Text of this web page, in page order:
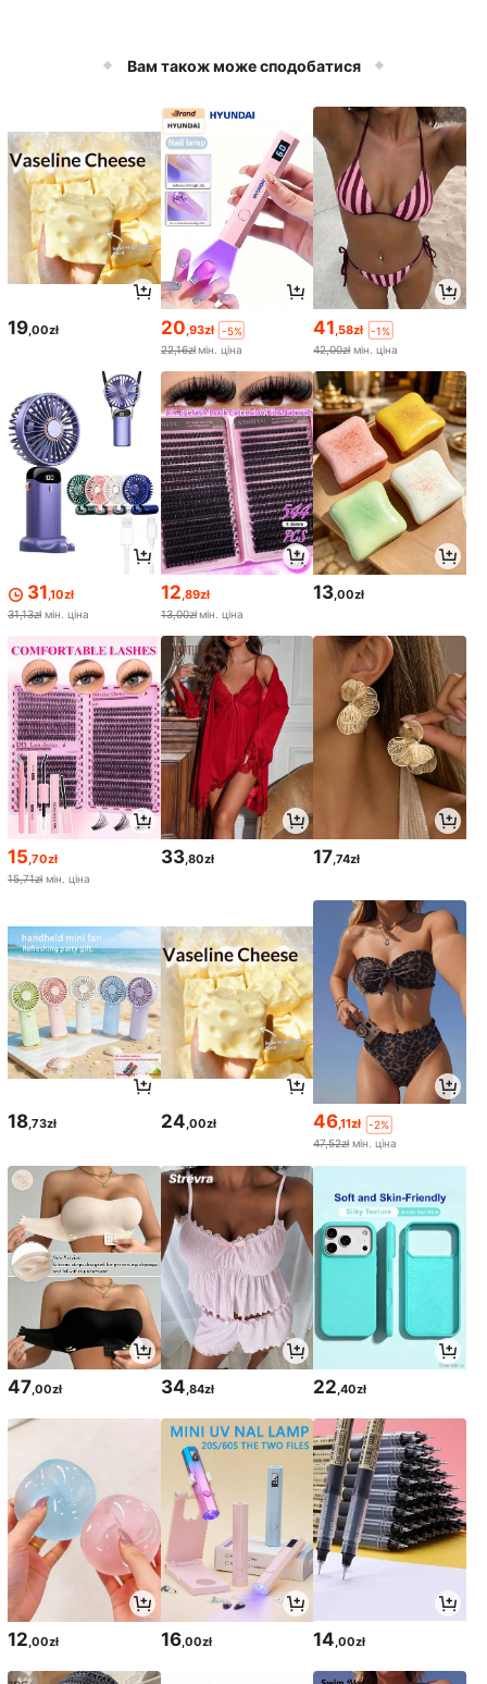
Вам також може сподобатися
19 ,00zł 20 ,93zł
-5%
22,16złмін. ціна
41 ,58zł
-1%
42,00zł мін. ціна
31,10zł
31,13zł мін. ціна
12,89zł
13,00złмін. ціна
13,00zł
15,70zł
15,71zł мін. ціна
33,80zł 17,74zł
18,73zł 24,00zł 46,11zł
-2%
47,52zł мін. ціна
47 ,00zł 34 ,84zł 22 ,40zł
12,00zł 16,00zł 14,00zł